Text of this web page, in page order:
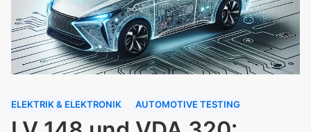
ELEKTRIK & ELEKTRONIK AUTOMOTIVE TESTING